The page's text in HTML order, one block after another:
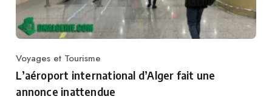
Category
Voyages et Tourisme
L’aéroport international d’Alger fait une
annonce inattendue